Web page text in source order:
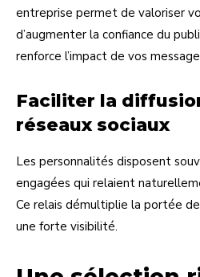
entreprise permet de valoriser
d’augmenter la confiance du
renforce l’impact de vos
Faciliter la
réseaux sociaux
Les personnalités disposent
engagées qui relaient
Ce relais démultiplie la portée
une forte visibilité.